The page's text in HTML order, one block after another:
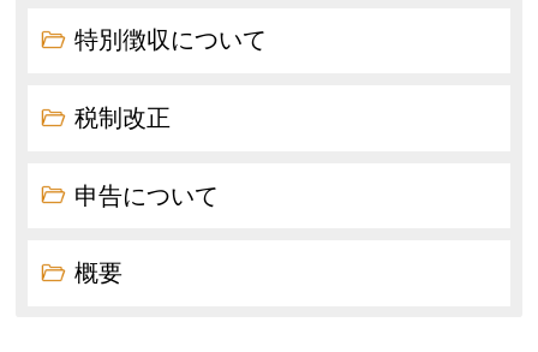
特別徴収について
税制改正
申告について
概要